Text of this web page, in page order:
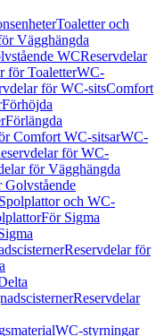
Toaletter och
Vägghängda
WCReservdelar
för ToaletterWC-
för WC-sitsComfort
Förhöjda
Förlängda
Comfort WC-sitsarWC-
för WC-
för Vägghängda
Golvstående
och WC-
För Sigma
Reservdelar för
Reservdelar
WC-styrningar